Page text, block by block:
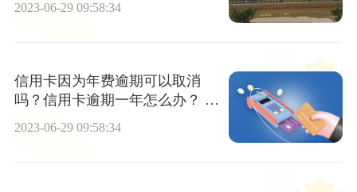
2023-06-29 09:58:34
信用卡因为年费逾期可以取消
吗？信用卡逾期一年怎么办？ 世
界快资讯
2023-06-29 09:58:34